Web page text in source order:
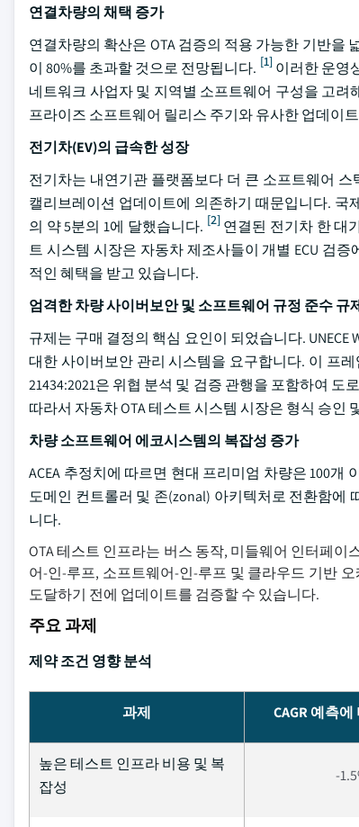
연결차량의 채택 증가
연결차량의 확산은 OTA 검증의 적용 가능한 기반을
이 80%를 초과할 것으로 전망됩니다. [1] 이러한 운영
네트워크 사업자 및 지역별 소프트웨어 구성을 고려
프라이즈 소프트웨어 릴리스 주기와 유사한 업데이
전기차(EV)의 급속한 성장
전기차는 내연기관 플랫폼보다 더 큰 소프트웨어
캘리브레이션 업데이트에 의존하기 때문입니다. 국
의 약 5분의 1에 달했습니다. [2]연결된 전기차 한 대
트 시스템 시장은 자동차 제조사들이 개별 ECU 검
적인 혜택을 받고 있습니다.
엄격한 차량 사이버보안 및 소프트웨어 규정 준수 규
규제는 구매 결정의 핵심 요인이 되었습니다.
대한 사이버보안 관리 시스템을 요구합니다. 이 프
21434:2021은 위협 분석 및 검증 관행을 포함하여
따라서 자동차 OTA 테스트 시스템 시장은 형식 승인
차량 소프트웨어 에코시스템의 복잡성 증가
ACEA 추정치에 따르면 현대 프리미엄 차량은 100
도메인 컨트롤러 및 존(zonal) 아키텍처로 전환함에
니다.
OTA 테스트 인프라는 버스 동작, 미들웨어 인터페
어-인-루프, 소프트웨어-인-루프 및 클라우드 기반
도달하기 전에 업데이트를 검증할 수 있습니다.
주요 과제
제약 조건 영향 분석
과제 CAGR 예측
높은 테스트 인프라 비용 및 복
잡성
-